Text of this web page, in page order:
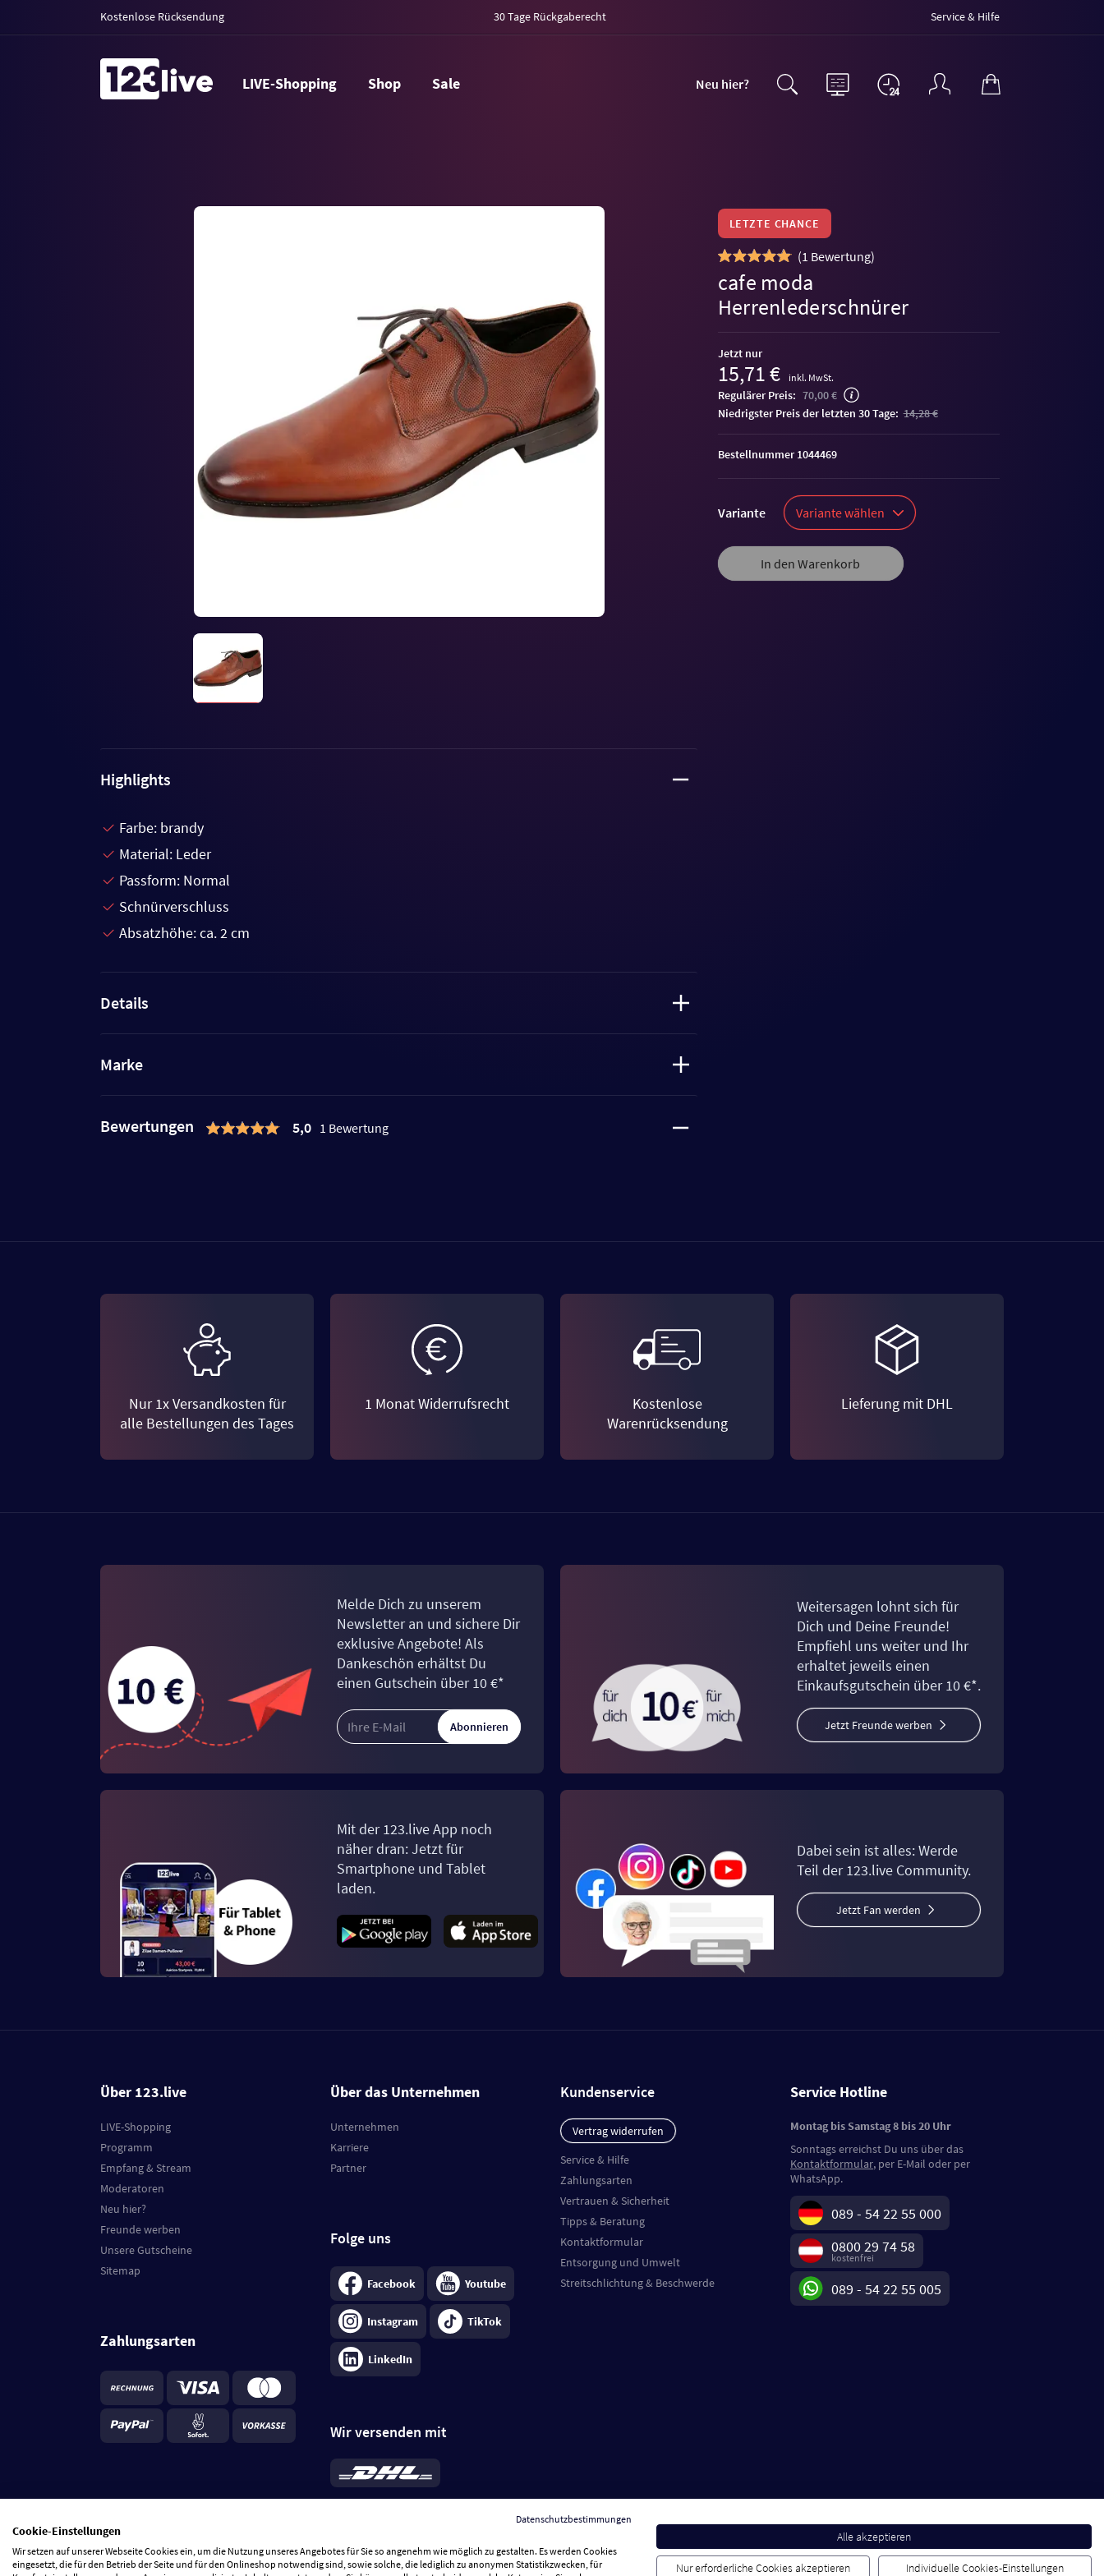
Kostenlose Rücksendung 30 Tage Rückgaberecht Service & Hilfe
LIVE-Shopping Shop Sale Neu hier?
LETZTE CHANCE
(1 Bewertung)
cafe moda
Herrenlederschnürer
Jetzt nur
15,71 € inkl. MwSt.
Regulärer Preis: 70,00 €
niedrigster Preis der letzten 30 Tage: 14,28 €
Variante Variante wählen
In den Warenkorb
Bestellnummer 1044469
Highlights
Farbe: brandy
Material: Leder
Passform: Normal
Schnürverschluss
Absatzhöhe: ca. 2 cm
Details
Marke
Bewertungen 5,0 1 Bewertung
Nur 1x Versandkosten für
alle Bestellungen des Tages
1 Monat Widerrufsrecht
Kostenlose
Warenrücksendung
Lieferung mit DHL
Melde Dich zu unserem
Newsletter an und sichere Dir
exklusive Angebote! Als
Dankeschön erhältst Du
einen Gutschein über 10 €*
Abonnieren
Weitersagen lohnt sich für
Dich und Deine Freunde!
Empfiehl uns weiter und Ihr
erhaltet jeweils einen
Einkaufsgutschein über 10 €*.
Jetzt Freunde werben
Mit der 123.live App noch
näher dran: Jetzt für
Smartphone und Tablet
laden.
Dabei sein ist alles: Werde
Teil der 123.live Community.
Jetzt Fan werden
Über 123.live
LIVE-Shopping
Programm
Empfang & Stream
Moderatoren
Neu hier?
Freunde werben
Unsere Gutscheine
Sitemap
Zahlungsarten
Über das Unternehmen
Unternehmen
Karriere
Partner
Folge uns
Facebook Youtube
Instagram TikTok
LinkedIn
Wir versenden mit
*Standard 6,95 €; bei Kühlware zzgl. 0,99 €
je Bestellung, insgesamt 7,94 €. Lieferzeit3-
Kundenservice
Vertrag widerrufen
Service & Hilfe
Zahlungsarten
Vertrauen & Sicherheit
Tipps & Beratung
Kontaktformular
Entsorgung und Umwelt
Streitschlichtung & Beschwerde
Service Hotline
Montag bis Samstag 8 bis 20 Uhr
Sonntags erreichst Du uns über das
Kontaktformular, per E-Mail oder per
WhatsApp.
089 - 54 22 55 000
0800 29 74 58
kostenfrei
089 - 54 22 55 005
Datenschutzbestimmungen
Cookie-Einstellungen
Wir setzen auf unserer Webseite Cookies ein, um die Nutzung unseres Angebotes für Sie so angenehm wie möglich zu gestalten. Es werden Cookies
eingesetzt, die für den Betrieb der Seite und für den Onlineshop notwendig sind, sowie solche, die lediglich zu anonymen Statistikzwecken, für
Alle akzeptieren
Nur erforderliche Cookies akzeptieren Individuelle Cookies-Einstellungen